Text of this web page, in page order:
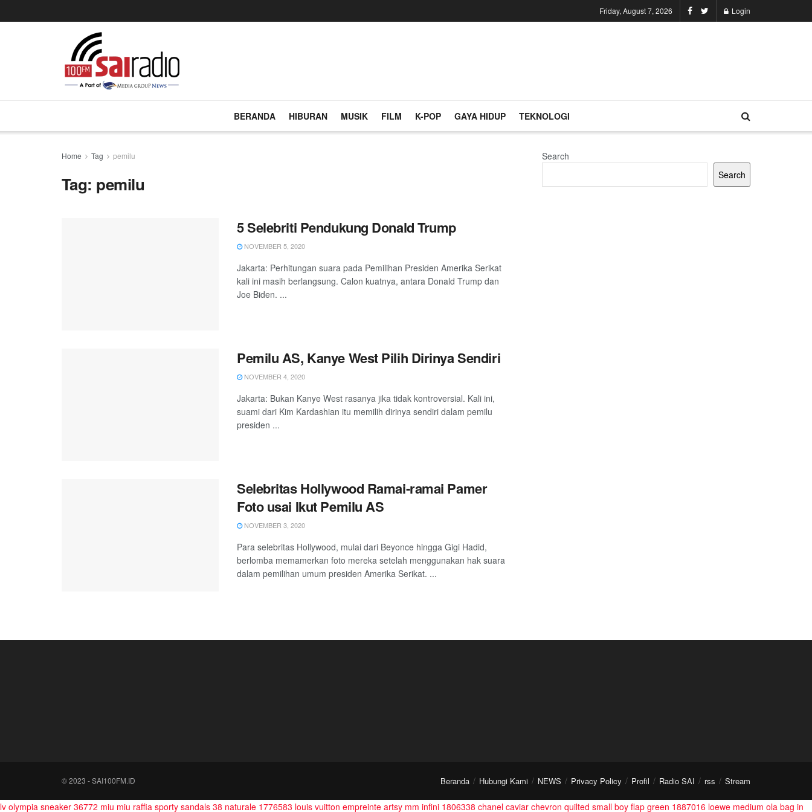
Friday, August 7, 2026 Login
BERANDA HIBURAN MUSIK FILM K-POP GAYA HIDUP TEKNOLOGI
Home Tag pemilu
Tag: pemilu
5 Selebriti Pendukung Donald Trump
NOVEMBER 5, 2020
Jakarta: Perhitungan suara pada Pemilihan Presiden Amerika Serikat
kali ini masih berlangsung. Calon kuatnya, antara Donald Trump dan
Joe Biden. ...
Pemilu AS, Kanye West Pilih Dirinya Sendiri
NOVEMBER 4, 2020
Jakarta: Bukan Kanye West rasanya jika tidak kontroversial. Kali ini,
suami dari Kim Kardashian itu memilih dirinya sendiri dalam pemilu
presiden ...
Selebritas Hollywood Ramai-ramai Pamer
Foto usai Ikut Pemilu AS
NOVEMBER 3, 2020
Para selebritas Hollywood, mulai dari Beyonce hingga Gigi Hadid,
berlomba memamerkan foto mereka setelah menggunakan hak suara
dalam pemilihan umum presiden Amerika Serikat. ...
Search
Search
Beranda Hubungi Kami NEWS Privacy Policy Profil Radio SAI rss Stream
© 2023 - SAI100FM.ID
lv olympia sneaker 36772 miu miu raffia sporty sandals 38 naturale 1776583 louis vuitton empreinte artsy mm infini 1806338 chanel caviar chevron quilted small boy flap green 1887016 loewe medium ola bag in